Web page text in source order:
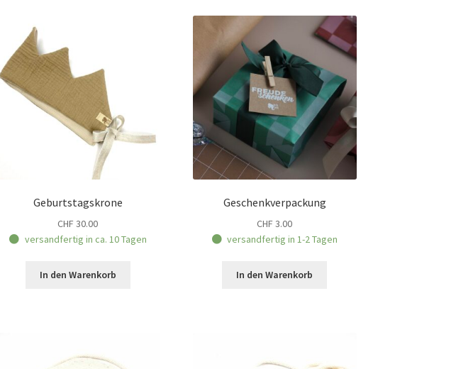
Geburtstagskrone
CHF 30.00
versandfertig in ca. 10 Tagen
In den Warenkorb
Geschenkverpackung
CHF 3.00
versandfertig in 1-2 Tagen
In den Warenkorb